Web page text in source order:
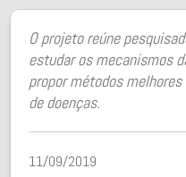
O projeto reúne
estudar os mecanismos
propor métodos
de doenças.
11/09/2019